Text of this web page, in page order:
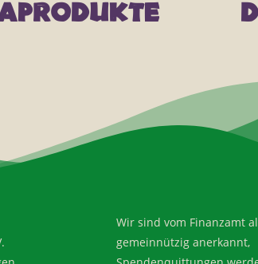
Wir sind vom Finanzamt
gemeinnützig anerkannt,